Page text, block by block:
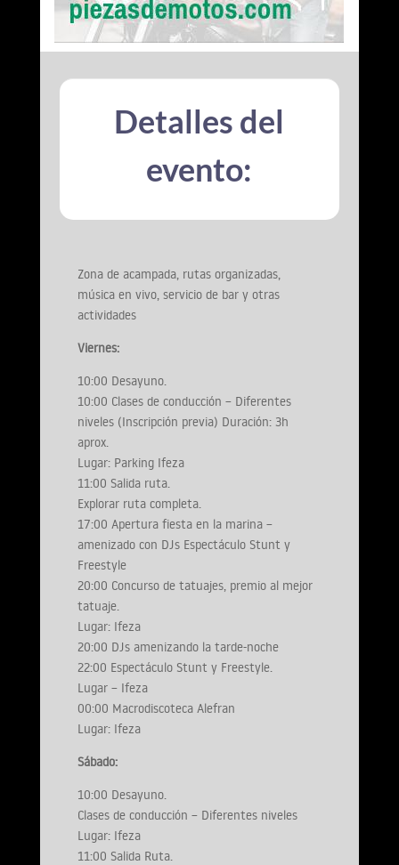
Detalles del
evento:
Zona de acampada, rutas organizadas,
música en vivo, servicio de bar y otras
actividades
Viernes:
10:00 Desayuno.
10:00 Clases de conducción – Diferentes
niveles (Inscripción previa) Duración: 3h
aprox.
Lugar: Parking Ifeza
11:00 Salida ruta.
Explorar ruta completa.
17:00 Apertura fiesta en la marina –
amenizado con DJs Espectáculo Stunt y
Freestyle
20:00 Concurso de tatuajes, premio al mejor
tatuaje.
Lugar: Ifeza
20:00 DJs amenizando la tarde-noche
22:00 Espectáculo Stunt y Freestyle.
Lugar – Ifeza
00:00 Macrodiscoteca Alefran
Lugar: Ifeza
Sábado:
10:00 Desayuno.
Clases de conducción – Diferentes niveles
Lugar: Ifeza
11:00 Salida Ruta.